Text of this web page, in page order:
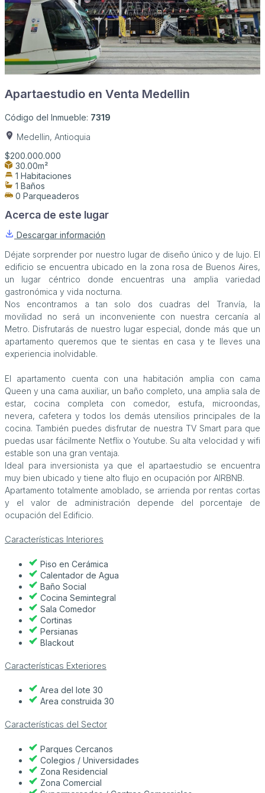
Apartaestudio en Venta Medellin
Código del Inmueble: 7319
Medellin, Antioquia
$200.000.000
30.00m²
1 Habitaciones
1 Baños
0 Parqueaderos
Acerca de este lugar
Descargar información
Déjate sorprender por nuestro lugar de diseño único y de lujo. El
edificio se encuentra ubicado en la zona rosa de Buenos Aires,
un lugar céntrico donde encuentras una amplia variedad
gastronómica y vida nocturna.
Nos encontramos a tan solo dos cuadras del Tranvía, la
movilidad no será un inconveniente con nuestra cercanía al
Metro. Disfrutarás de nuestro lugar especial, donde más que un
apartamento queremos que te sientas en casa y te lleves una
experiencia inolvidable.
El apartamento cuenta con una habitación amplia con cama
Queen y una cama auxiliar, un baño completo, una amplia sala de
estar, cocina completa con comedor, estufa, microondas,
nevera, cafetera y todos los demás utensilios principales de la
cocina. También puedes disfrutar de nuestra TV Smart para que
puedas usar fácilmente Netflix o Youtube. Su alta velocidad y wifi
estable son una gran ventaja.
Ideal para inversionista ya que el apartaestudio se encuentra
muy bien ubicado y tiene alto flujo en ocupación por AIRBNB.
Apartamento totalmente amoblado, se arrienda por rentas cortas
y el valor de administración depende del porcentaje de
ocupación del Edificio.
Características Interiores
Piso en Cerámica
Calentador de Agua
Baño Social
Cocina Semintegral
Sala Comedor
Cortinas
Persianas
Blackout
Características Exteriores
Area del lote 30
Area construida 30
Características del Sector
Parques Cercanos
Colegios / Universidades
Zona Residencial
Zona Comercial